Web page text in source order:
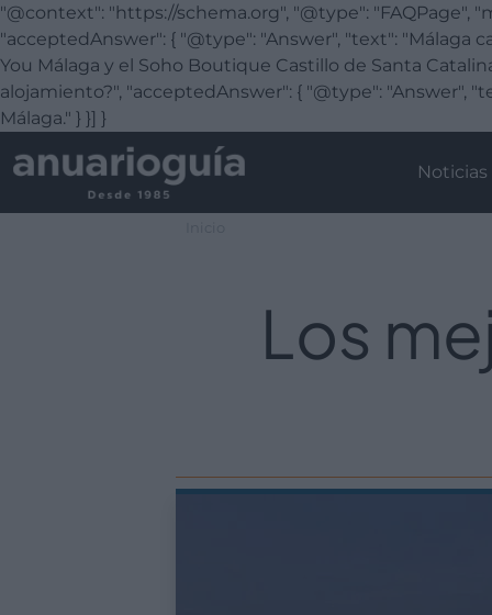
"@context": "https://schema.org", "@type": "FAQPage",
"acceptedAnswer": { "@type": "Answer", "text": "Málaga
You Málaga y el Soho Boutique Castillo de Santa
alojamiento?", "acceptedAnswer": { "@type": "Answer",
Málaga." } }] }
Noticias
Los